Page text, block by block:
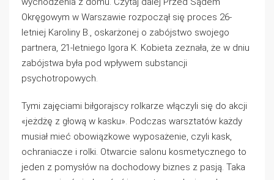
Okręgowym w Warszawie rozpoczął się proces 26-
letniej Karoliny B., oskarżonej o zabójstwo swojego
partnera, 21-letniego Igora K. Kobieta zeznała, że w dniu
zabójstwa była pod wpływem substancji
psychotropowych.
Tymi zajęciami biłgorajscy rolkarze włączyli się do akcji
«jeżdżę z głową w kasku». Podczas warsztatów każdy
musiał mieć obowiązkowe wyposażenie, czyli kask,
ochraniacze i rolki. Otwarcie salonu kosmetycznego to
jeden z pomysłów na dochodowy biznes z pasją. Taka